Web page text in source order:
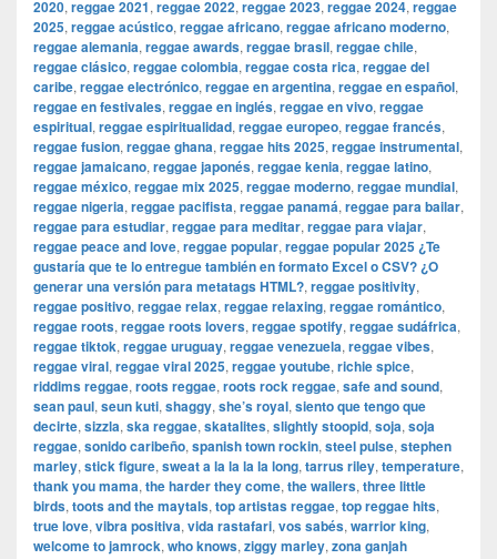
2020, reggae 2021, reggae 2022, reggae 2023, reggae 2024, reggae
2025, reggae acústico, reggae africano, reggae africano moderno,
reggae alemania, reggae awards, reggae brasil, reggae chile,
reggae clásico, reggae colombia, reggae costa rica, reggae del
caribe, reggae electrónico, reggae en argentina, reggae en español,
reggae en festivales, reggae en inglés, reggae en vivo, reggae
espiritual, reggae espiritualidad, reggae europeo, reggae francés,
reggae fusion, reggae ghana, reggae hits 2025, reggae instrumental,
reggae jamaicano, reggae japonés, reggae kenia, reggae latino,
reggae méxico, reggae mix 2025, reggae moderno, reggae mundial,
reggae nigeria, reggae pacifista, reggae panamá, reggae para bailar,
reggae para estudiar, reggae para meditar, reggae para viajar,
reggae peace and love, reggae popular, reggae popular 2025 ¿Te
gustaría que te lo entregue también en formato Excel o CSV? ¿O
generar una versión para metatags HTML?, reggae positivity,
reggae positivo, reggae relax, reggae relaxing, reggae romántico,
reggae roots, reggae roots lovers, reggae spotify, reggae sudáfrica,
reggae tiktok, reggae uruguay, reggae venezuela, reggae vibes,
reggae viral, reggae viral 2025, reggae youtube, richie spice,
riddims reggae, roots reggae, roots rock reggae, safe and sound,
sean paul, seun kuti, shaggy, she’s royal, siento que tengo que
decirte, sizzla, ska reggae, skatalites, slightly stoopid, soja, soja
reggae, sonido caribeño, spanish town rockin, steel pulse, stephen
marley, stick figure, sweat a la la la la long, tarrus riley, temperature,
thank you mama, the harder they come, the wailers, three little
birds, toots and the maytals, top artistas reggae, top reggae hits,
true love, vibra positiva, vida rastafari, vos sabés, warrior king,
welcome to jamrock, who knows, ziggy marley, zona ganjah